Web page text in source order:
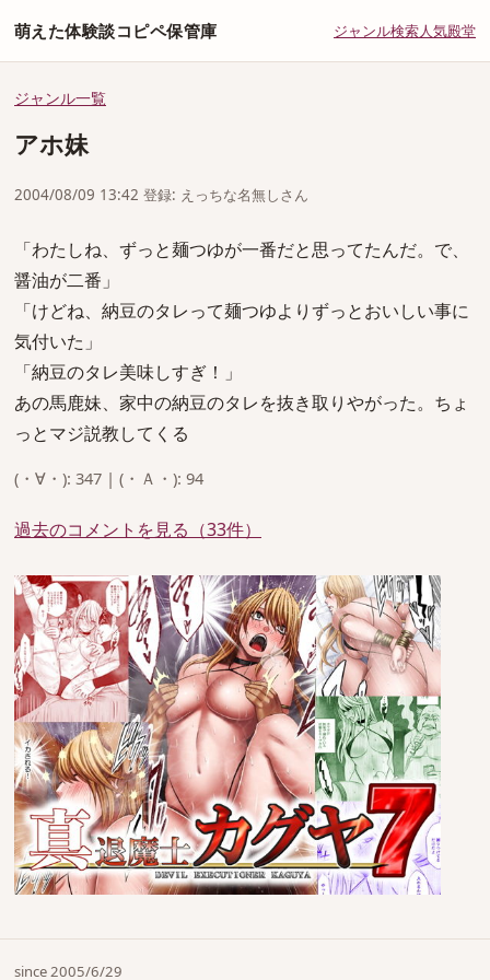
萌えた体験談コピペ保管庫 ジャンル検索人気殿堂
ジャンル一覧
アホ妹
2004/08/09 13:42 登録: えっちな名無しさん
「わたしね、ずっと麺つゆが一番だと思ってたんだ。で、
醤油が二番」
「けどね、納豆のタレって麺つゆよりずっとおいしい事に
気付いた」
「納豆のタレ美味しすぎ！」
あの馬鹿妹、家中の納豆のタレを抜き取りやがった。ちょ
っとマジ説教してくる
(・∀・): 347 | (・Ａ・): 94
過去のコメントを見る（33件）
since 2005/6/29